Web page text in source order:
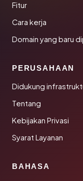
Fitur
Cara kerja
Domain yang baru
PERUSAHAAN
Didukung
Tentang
Kebijakan Privasi
Syarat Layanan
BAHASA